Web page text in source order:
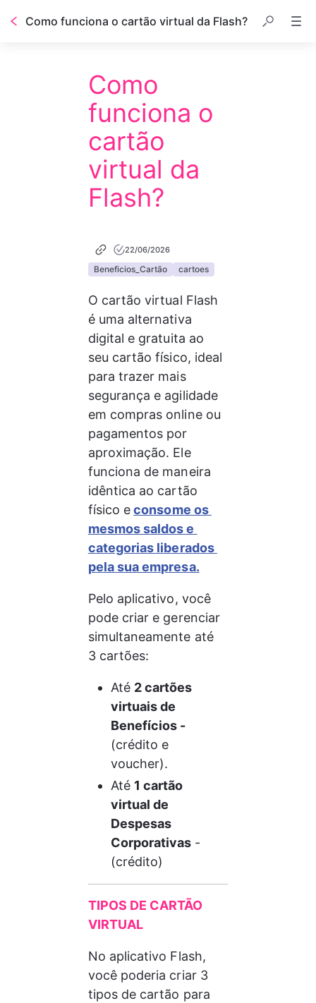
Como funciona o cartão virtual da Flash?
Como
funciona o
cartão
virtual da
Flash?
22/06/2026
Beneficios_Cartão cartoes
O cartão virtual Flash
é uma alternativa
digital e gratuita ao
seu cartão físico, ideal
para trazer mais
segurança e agilidade
em compras online ou
pagamentos por
aproximação. Ele
funciona de maneira
idêntica ao cartão
físico e consome os
mesmos saldos e
categorias liberados
pela sua empresa.
Pelo aplicativo, você
pode criar e gerenciar
simultaneamente até
3 cartões:
Até 2 cartões
virtuais de
Benefícios -
(crédito e
voucher).
Até 1 cartão
virtual de
Despesas
Corporativas -
(crédito)
TIPOS DE CARTÃO
VIRTUAL
No aplicativo Flash,
você poderia criar 3
tipos de cartão para